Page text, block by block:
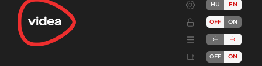
HU EN
OFF ON
OFF ON